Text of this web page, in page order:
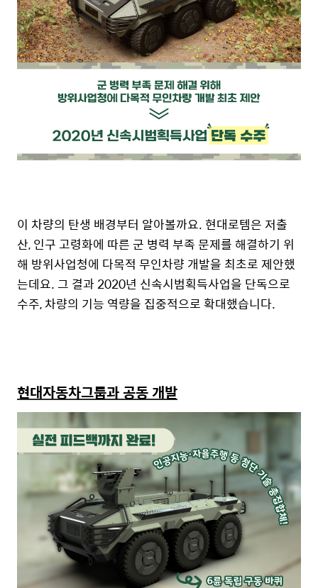
이 차량의 탄생 배경부터 알아볼까요. 현대로템은 저출
산,인구 고령화에 따른 군 병력 부족 문제를 해결하기 위
해 방위사업청에 다목적 무인차량 개발을 최초로 제안했
는데요. 그 결과2020년 신속시범획득사업을 단독으로
수주,차량의 기능 역량을 집중적으로 확대했습니다.
현대자동차그룹과 공동 개발